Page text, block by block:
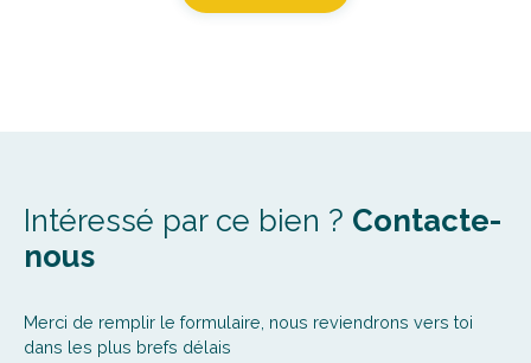
Intéressé par ce bien ? Contacte-
nous
Merci de remplir le formulaire, nous reviendrons vers toi
dans les plus brefs délais